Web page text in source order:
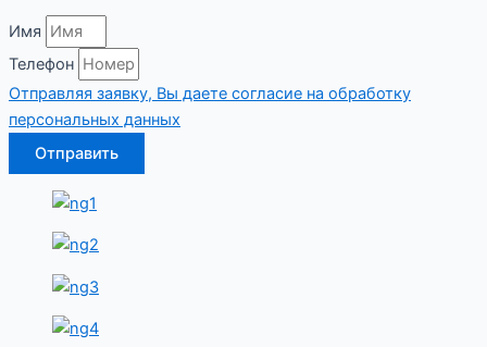
Имя
Телефон
Отправляя заявку, Вы даете согласие на обработку
персональных данных
Отправить